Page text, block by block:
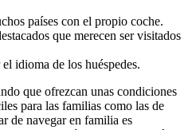
países con el propio coche.
que merecen ser visitados
idioma de los huéspedes.
que ofrezcan unas condiciones
para las familias como las de
de navegar en familia es